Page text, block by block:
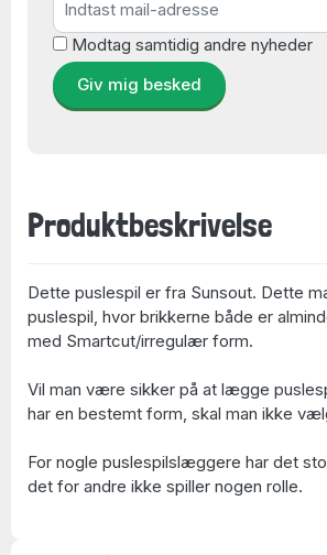
Modtag samtidig andre nyheder
Giv mig besked
Produktbeskrivelse
Dette puslespil er fra Sunsout. Dette
puslespil, hvor brikkerne både er
med Smartcut/irregulær form.
Vil man være sikker på at lægge
har en bestemt form, skal man ikke
For nogle puslespilslæggere har det
det for andre ikke spiller nogen rolle.